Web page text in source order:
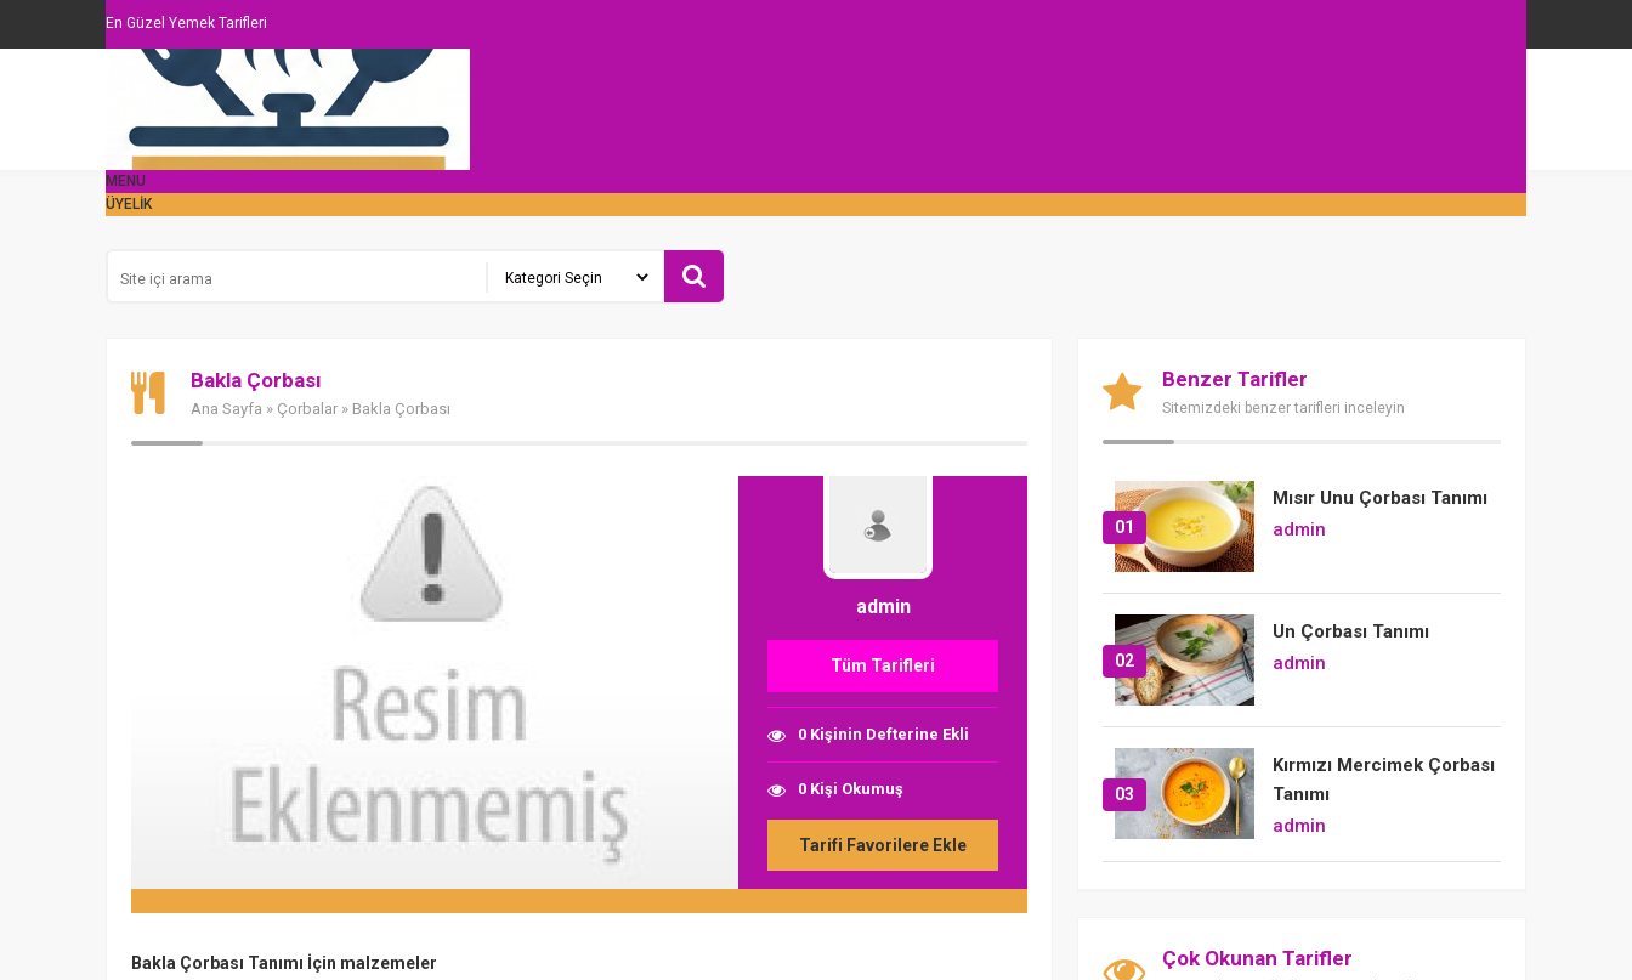
En Güzel Yemek Tarifleri
MENU
ÜYELİK
Bakla Çorbası
Ana Sayfa » Çorbalar » Bakla Çorbası
admin
Tüm Tarifleri
0 Kişinin Defterine Ekli
0 Kişi Okumuş
Tarifi Favorilere Ekle
Bakla Çorbası Tanımı İçin malzemeler
Benzer Tarifler
Sitemizdeki benzer tarifleri inceleyin
01
Mısır Unu Çorbası Tanımı
admin
02
Un Çorbası Tanımı
admin
03
Kırmızı Mercimek Çorbası
Tanımı
admin
Çok Okunan Tarifler